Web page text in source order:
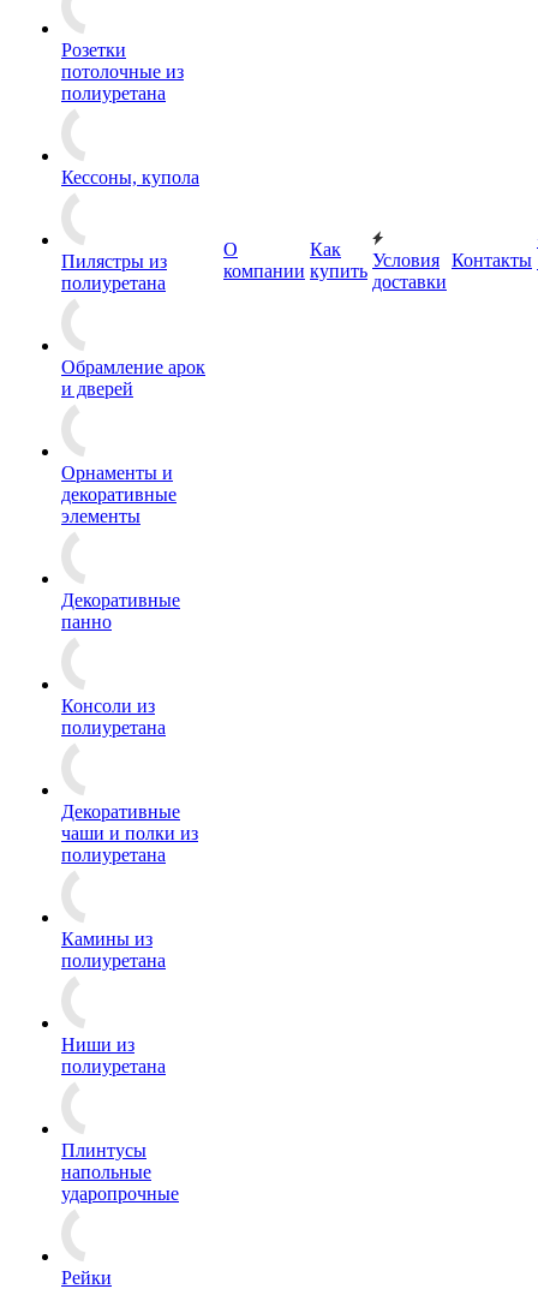
Розетки
потолочные из
полиуретана
Кессоны, купола
Пилястры из
полиуретана
Обрамление арок
и дверей
Орнаменты и
декоративные
элементы
Декоративные
панно
Консоли из
полиуретана
Декоративные
чаши и полки из
полиуретана
Камины из
полиуретана
Ниши из
полиуретана
Плинтусы
напольные
ударопрочные
Рейки
О
компании
Как
купить
Условия
доставки
Контакты